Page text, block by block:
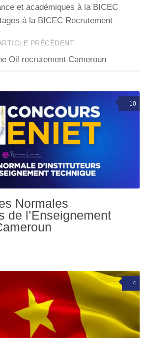
et académiques à la BICEC
à la BICEC Recrutement
PRÉCÉDENT
Oil recrutement Cameroun
10
Normales
de l’Enseignement
4